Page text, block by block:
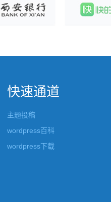
快速通道
主题投稿
wordpress百科
wordpress下载